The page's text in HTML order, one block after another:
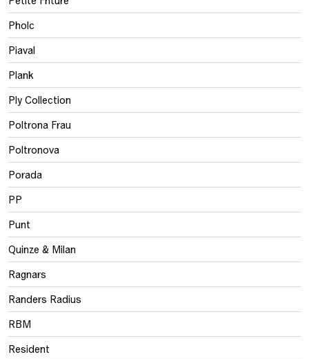
Pholc
Piaval
Plank
Ply Collection
Poltrona Frau
Poltronova
Porada
PP
Punt
Quinze & Milan
Ragnars
Randers Radius
RBM
Resident